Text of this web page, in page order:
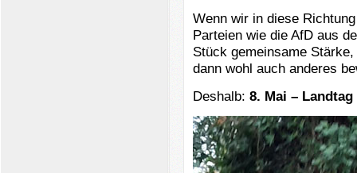
Wenn wir in diese
Parteien wie die AfD aus
Stück gemeinsame
dann wohl auch anderes
Deshalb: 8. Mai –